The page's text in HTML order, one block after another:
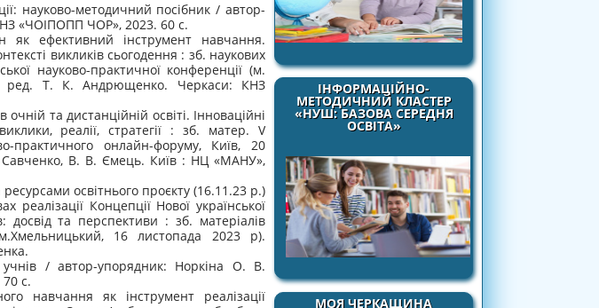
ІНФОРМАЦІЙНО-
МЕТОДИЧНИЙ КЛАСТЕР
«НУШ: БАЗОВА СЕРЕДНЯ
ОСВІТА»
МОЯ ЧЕРКАЩИНА
науково-методичний посібник / автор-
«ЧОІПОПП ЧОР», 2023. 60 с.
як ефективний інструмент навчання.
викликів сьогодення : зб. наукових
науково-практичної конференції (м.
ред. Т. К. Андрющенко. Черкаси: КНЗ
та дистанційній освіті. Інноваційні
реалії, стратегії : зб. матер. V
практичного онлайн-форуму, Київ, 20
В. В. Ємець. Київ : НЦ «МАНУ»,
освітнього проєкту (16.11.23 р.)
реалізації Концепції Нової української
досвід та перспективи : зб. матеріалів
16 листопада 2023 р).
учнів / автор-упорядник: Норкіна О. В.
с.
навчання як інструмент реалізації